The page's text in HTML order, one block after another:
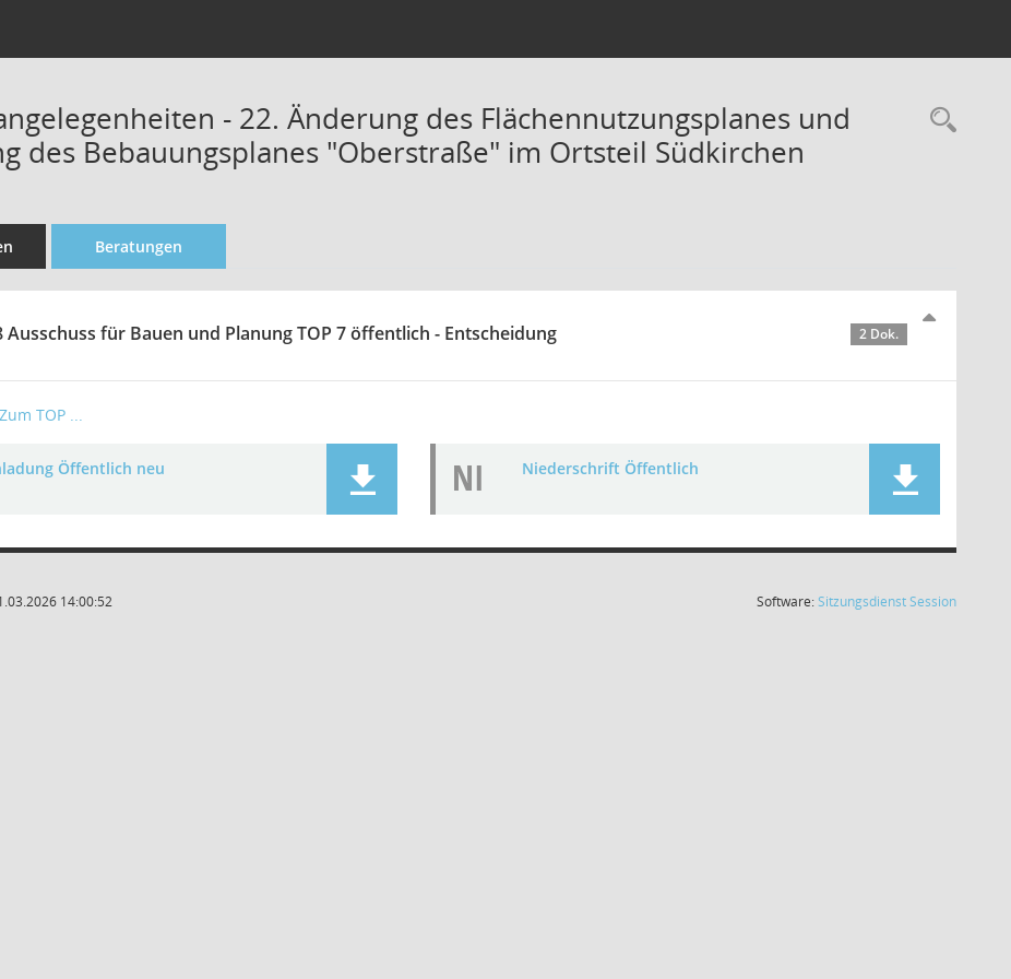
- 22. Änderung des Flächennutzungsplanes und
des Bebauungsplanes "Oberstraße" im Ortsteil Südkirchen
Beratungen
Ausschuss für Bauen und Planung TOP 7 öffentlich - Entscheidung 2 Dok.
Zum TOP ...
Öffentlich neu NI Niederschrift Öffentlich
14:00:52 Software:SitzungsdienstSession(Wird in